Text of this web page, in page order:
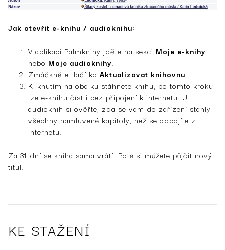
Jak otevřít e-knihu / audioknihu:
V aplikaci Palmknihy jděte na sekci Moje e-knihy
nebo Moje audioknihy.
Zmáčkněte tlačítko Aktualizovat knihovnu.
Kliknutím na obálku stáhnete knihu, po tomto kroku
lze e-knihu číst i bez připojení k internetu. U
audioknih si ověřte, zda se vám do zařízení stáhly
všechny namluvené kapitoly, než se odpojíte z
internetu.
Za 31 dní se kniha sama vrátí. Poté si můžete půjčit nový
titul.
KE STAŽENÍ